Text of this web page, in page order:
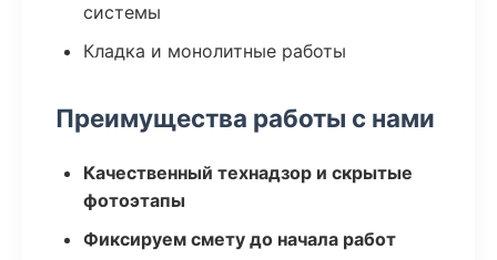
системы
Кладка и монолитные работы
Преимущества работы с нами
Качественный технадзор и скрытые
фотоэтапы
Фиксируем смету до начала работ